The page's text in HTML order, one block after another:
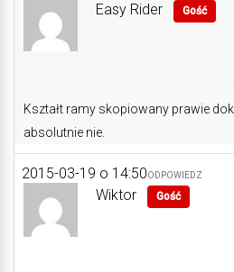
Easy Rider Gość
Kształt ramy skopiowany prawie
absolutnie nie.
2015-03-19 o 14:50ODPOWIEDZ
Wiktor Gość